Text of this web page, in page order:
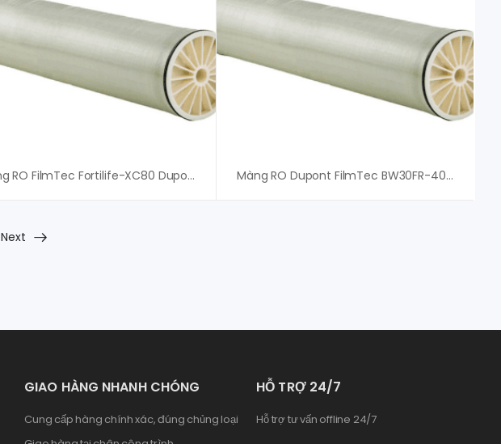
Màng RO FilmTec Fortilife-XC80 Dupont – Giá Tốt Màng RO Dupont FilmTec BW30FR-400/34 – Giá Tốt
Next
GIAO HÀNG NHANH CHÓNG
Cung cấp hàng chính xác, đúng chủng loại
HỖ TRỢ 24/7
Hỗ trợ tư vấn offline 24/7